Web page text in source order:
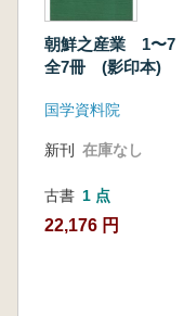
朝鮮之産業 1〜7
全7冊 (影印本)
国学資料院
新刊 在庫なし
古書 1 点
22,176 円